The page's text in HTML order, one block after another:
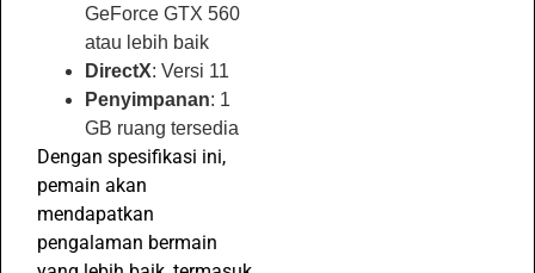
GeForce GTX 560
atau lebih baik
DirectX: Versi 11
Penyimpanan: 1
GB ruang tersedia
Dengan spesifikasi ini,
pemain akan
mendapatkan
pengalaman bermain